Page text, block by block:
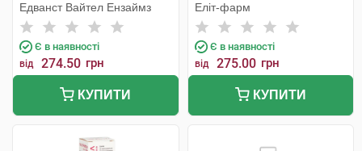
Едванст Вайтел Ензаймз
Є в наявності
від 274.50 грн
КУПИТИ
Еліт-фарм
Є в наявності
від 275.00 грн
КУПИТИ